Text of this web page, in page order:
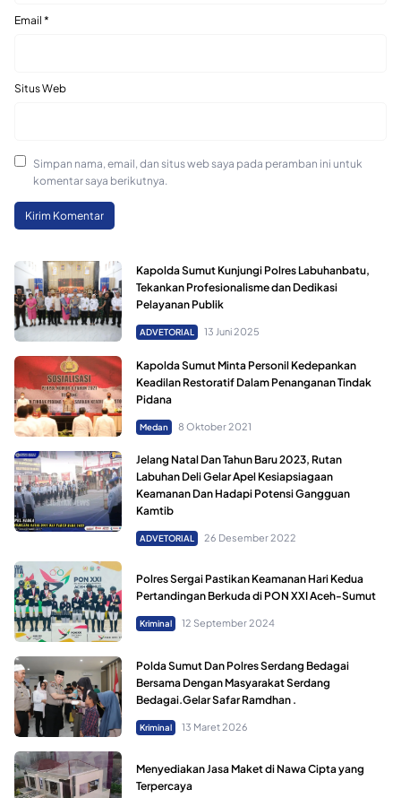
Email *
Situs Web
Simpan nama, email, dan situs web saya pada peramban ini untuk
komentar saya berikutnya.
Kapolda Sumut Kunjungi Polres Labuhanbatu,
Tekankan Profesionalisme dan Dedikasi
Pelayanan Publik
ADVETORIAL 13 Juni 2025
Kapolda Sumut Minta Personil Kedepankan
Keadilan Restoratif Dalam Penanganan Tindak
Pidana
Medan 8 Oktober 2021
Jelang Natal Dan Tahun Baru 2023, Rutan
Labuhan Deli Gelar Apel Kesiapsiagaan
Keamanan Dan Hadapi Potensi Gangguan
Kamtib
ADVETORIAL 26 Desember 2022
Polres Sergai Pastikan Keamanan Hari Kedua
Pertandingan Berkuda di PON XXI Aceh-Sumut
Kriminal 12 September 2024
Polda Sumut Dan Polres Serdang Bedagai
Bersama Dengan Masyarakat Serdang
Bedagai.Gelar Safar Ramdhan .
Kriminal 13 Maret 2026
Menyediakan Jasa Maket di Nawa Cipta yang
Terpercaya